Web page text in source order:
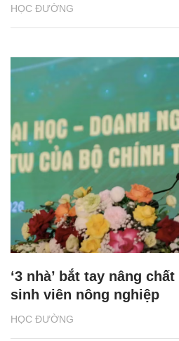
HỌC ĐƯỜNG
HỌC ĐƯỜNG
‘3 nhà’ bắt tay nâng
sinh viên nông nghiệp